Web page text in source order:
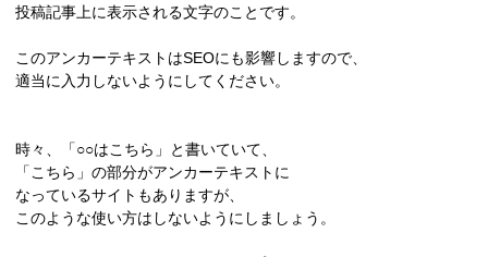
投稿記事上に表示される文字のことです。
このアンカーテキストはSEOにも影響しますので、
適当に入力しないようにしてください。
時々、「○○はこちら」と書いていて、
「こちら」の部分がアンカーテキストに
なっているサイトもありますが、
このような使い方はしないようにしましょう。